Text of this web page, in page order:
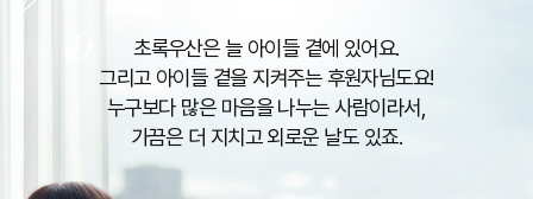
초록우산은 늘 아이들 곁에 있어요.
그리고 아이들 곁을 지켜주는 후원자님도요!
누구보다 많은 마음을 나누는 사람이라서,
가끔은 더 지치고 외로운 날도 있죠.